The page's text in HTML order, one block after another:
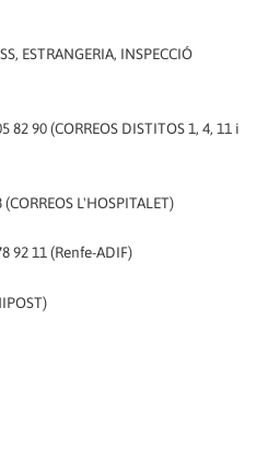
ESTRANGERIA, INSPECCIÓ
82 90 (CORREOS DISTITOS 1, 4, 11 i
L'HOSPITALET)
92 11 (Renfe-ADIF)